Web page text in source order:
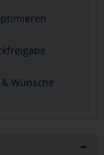
Wünsche